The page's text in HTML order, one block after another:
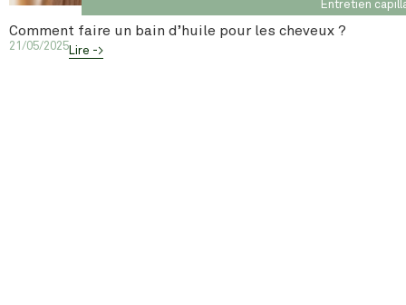
Entretien
Comment faire un bain d’huile pour les cheveux ?
21/05/2025Lire ->